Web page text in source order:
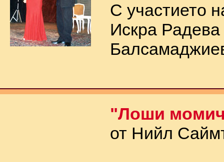
С участието
Искра
"Лоши
от Нийл